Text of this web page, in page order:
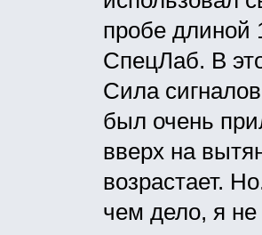
пробе длиной
СпецЛаб. В
Сила
был очень
вверх на
возрастает.
чем дело, я